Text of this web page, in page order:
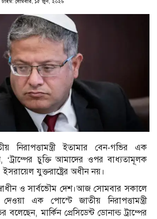
সোমবার, ১৫ জুন, ২০২৬
নিরাপত্তামন্ত্রী ইতামার বেন-গভির এক
‘ট্রাম্পের চুক্তি আমাদের ওপর বাধ্যতামূলক
যুক্তরাষ্ট্রের অধীন নয়।
ও সার্বভৌম দেশ।আজ সোমবার সকালে
এক পোস্টে জাতীয় নিরাপত্তামন্ত্রী
মার্কিন প্রেসিডেন্ট ডোনাল্ড ট্রাম্পের